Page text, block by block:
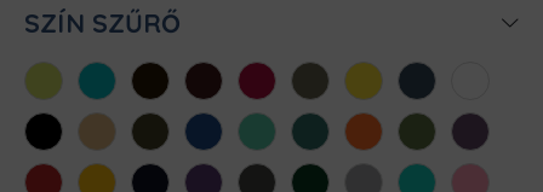
SZÍN SZŰRŐ
AlmazöldAtollkékBarnaBordóChili Cink Citromsárga
Denim
FeketeHomokKhaki KirálykékMentaMéregzöld
NarancsOliva Padlizsán
Piros SárgaSötétkékSötétlilaSötétszürke
SötétzöldSportszürke
Türkiz
Világos